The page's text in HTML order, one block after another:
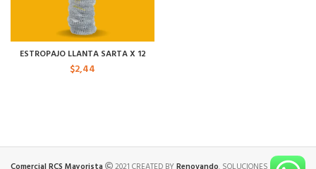
ESTROPAJO LLANTA SARTA X 12
$2,44